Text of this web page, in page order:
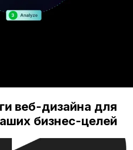
веб-дизайна для
бизнес-целей